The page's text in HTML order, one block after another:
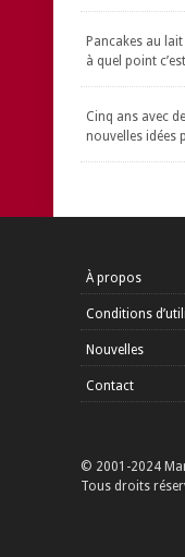
Pancakes au
à quel point
Cinq ans avec
nouvelles idées
À propos
Conditions
Nouvelles
Contact
© 2001-2024
Tous droits